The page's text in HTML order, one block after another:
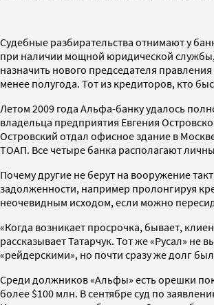
Судебные разбирательства отнимают у
при наличии мощной юридической
назначить нового председателя
менее полугода. Тот из кредиторов, кто
Летом 2009 года Альфа-банку удалось
владельца предприятия Евгения
Островский отдал офисное здание в
ТОАП. Все четыре банка располагают
Почему другие не берут на вооружение
задолженности, например пролонгируя
неочевидным исходом, если можно
«Когда возникает просрочка, бывает,
рассказывает Татарчук. Тот же «Русал»
«рейдерскими», но почти сразу же долг
Среди должников «Альфы» есть орешки
более $100 млн. В сентябре суд по